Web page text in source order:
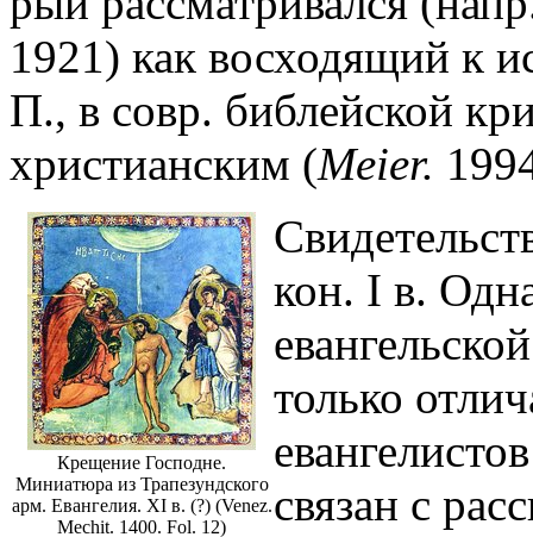
1921) как восходящий к
П., в совр. библейской
христианским (Meier.
Крещение Господне.
Миниатюра из Трапезундского
арм. Евангелия. XI в. (?) (Venez.
Mechit. 1400. Fol. 12)
кон. I в.
только
связан с